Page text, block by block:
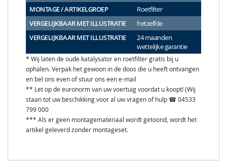
MONTAGE / ARTIKELGROEP
Roetfilter
VERGELIJKBAAR MET ILLUSTRATIE
hetzelfde
VERGELIJKBAAR MET ILLUSTRATIE
24 maanden
wettelijke garantie
* Wij laten de oude katalysator en roetfilter gratis bij u
ophalen. Verpak het gewoon in de doos die u heeft ontvangen
en bel ons even of stuur ons een e-mail
** Let op de euronorm van uw voertuig voordat u koopt! (Wij
staan tot uw beschikking voor al uw vragen of hulp ☎ 04533
799 000
*** Als er geen montagemateriaal wordt getoond, wordt het
artikel geleverd zonder montageset.